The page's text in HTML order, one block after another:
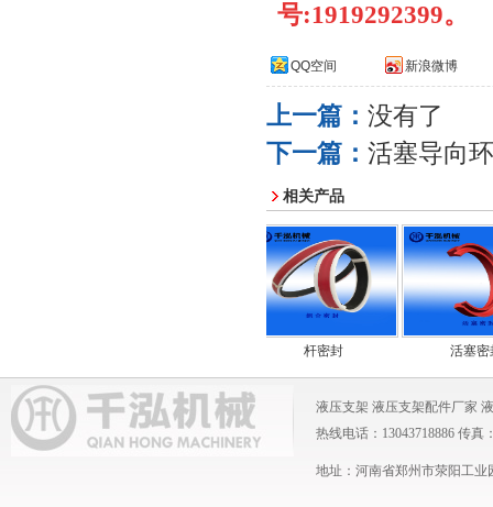
号:1919292399。
QQ空间 新浪微博
上一篇： 没有了
下一篇： 活塞导向环
相关产品
杆密封 活塞密封
液压支架 液压支架配件厂家
热线电话：13043718886 传真
地址：河南省郑州市荥阳工业